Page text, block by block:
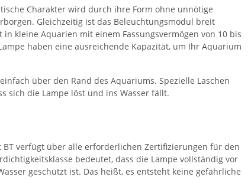
Charakter wird durch ihre Form ohne unnötige
Gleichzeitig ist das Beleuchtungsmodul breit
kleine Aquarien mit einem Fassungsvermögen von 10 bis
haben eine ausreichende Kapazität, um Ihr Aquarium
über den Rand des Aquariums. Spezielle Laschen
sich die Lampe löst und ins Wasser fällt.
verfügt über alle erforderlichen Zertifizierungen für den
bedeutet, dass die Lampe vollständig vor
geschützt ist. Das heißt, es entsteht keine gefährliche